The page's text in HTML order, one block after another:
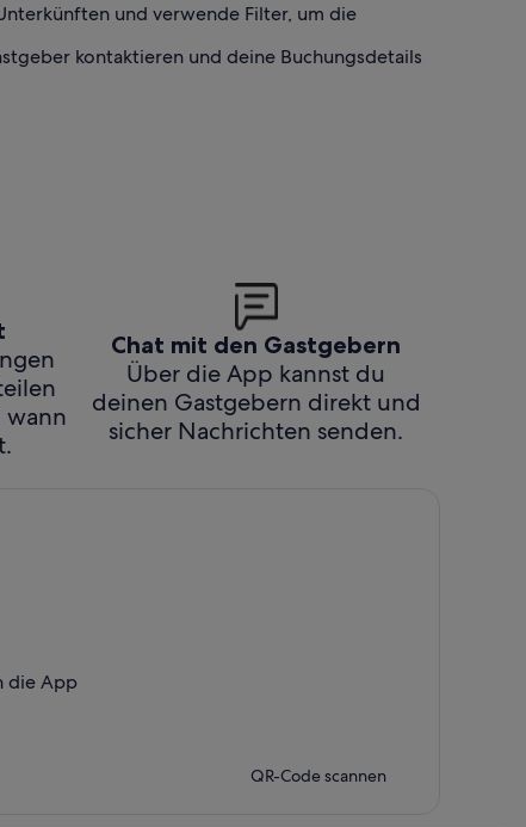
und verwende Filter, um die
kontaktieren und deine Buchungsdetails
wann
Chat mit den Gastgebern
Über die App kannst du
deinen Gastgebern direkt und
sicher Nachrichten senden.
die App
QR-Code scannen